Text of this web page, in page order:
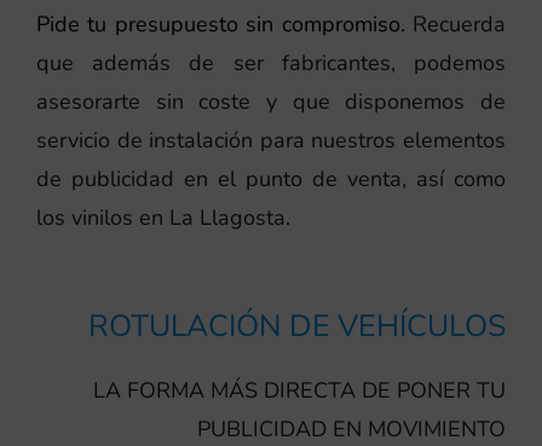
Pide tu presupuesto sin compromiso. Recuerda
que además de ser fabricantes, podemos
asesorarte sin coste y que disponemos de
servicio de instalación para nuestros elementos
de publicidad en el punto de venta, así como
los vinilos en La Llagosta.
ROTULACIÓN DE VEHÍCULOS
LA FORMA MÁS DIRECTA DE PONER TU
PUBLICIDAD EN MOVIMIENTO